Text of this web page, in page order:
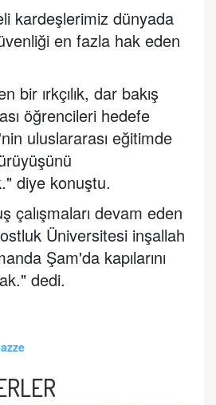
kardeşlerimiz dünyada
en fazla hak eden
bir ırkçılık, dar bakış
öğrencileri hedefe
uluslararası eğitimde
diye konuştu.
çalışmaları devam eden
Üniversitesi inşallah
Şam'da kapılarını
dedi.